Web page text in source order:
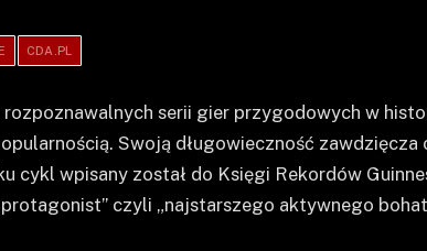
CDA.PL
serii gier przygodowych w
Swoją długowieczność zawdzięcza
cykl wpisany został do Księgi Rekordów
czyli „najstarszego aktywnego